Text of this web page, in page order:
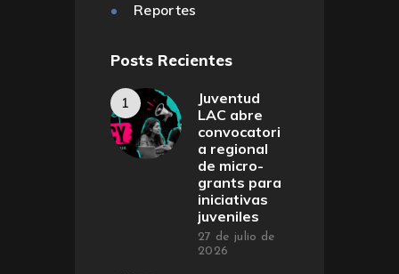
Reportes
Posts Recientes
Juventud
LAC abre
convocatori
a regional
de micro-
grants para
iniciativas
juveniles
27 de julio de
2026